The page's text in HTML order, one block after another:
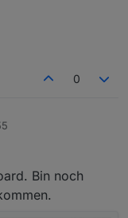
0
13:48
Bin noch